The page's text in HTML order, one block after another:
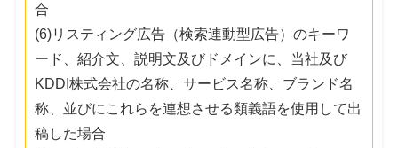
合
(6)リスティング広告（検索連動型広告）のキーワ
ード、紹介文、説明文及びドメインに、当社及び
KDDI株式会社の名称、サービス名称、ブランド名
称、並びにこれらを連想させる類義語を使用して出
稿した場合